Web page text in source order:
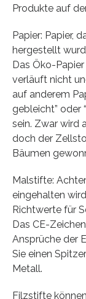
Produkte auf
Papier: Papier,
hergestellt
Das Öko-
verläuft nicht
auf anderem
gebleicht” oder
sein. Zwar wird
doch der
Bäumen
Malstifte:
eingehalten
Richtwerte für
Das CE-
Ansprüche der
Sie einen
Metall.
Filzstifte